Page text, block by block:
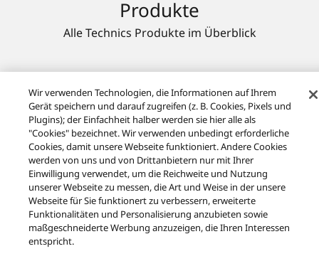
Alle Technics Produkte im Überblick
Produkte
Produkte
Wir verwenden Technologien, die Informationen auf Ihrem
Gerät speichern und darauf zugreifen (z. B. Cookies, Pixels und
Plugins); der Einfachheit halber werden sie hier alle als
"Cookies" bezeichnet. Wir verwenden unbedingt erforderliche
Cookies, damit unsere Webseite funktioniert. Andere Cookies
werden von uns und von Drittanbietern nur mit Ihrer
Einwilligung verwendet, um die Reichweite und Nutzung
unserer Webseite zu messen, die Art und Weise in der unsere
Webseite für Sie funktionert zu verbessern, erweiterte
Funktionalitäten und Personalisierung anzubieten sowie
maßgeschneiderte Werbung anzuzeigen, die Ihren Interessen
entspricht.